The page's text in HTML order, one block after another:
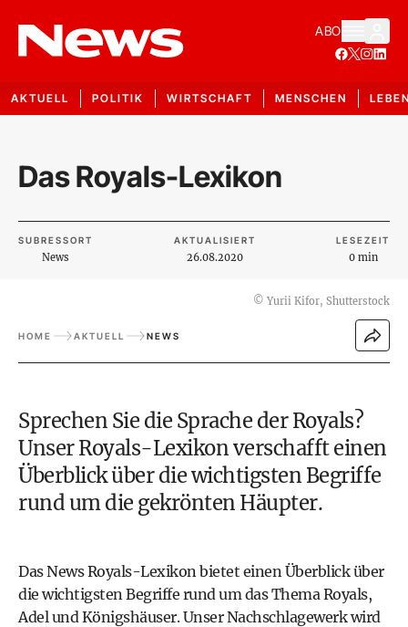
ABO
AKTUELL POLITIK WIRTSCHAFT MENSCHEN
Das Royals-Lexikon
SUBRESSORT
News
AKTUALISIERT
26.08.2020
LESEZEIT
0 min
© Yurii Kifor, Shutterstock
HOME AKTUELL NEWS
Sprechen Sie die Sprache der Royals?
Unser Royals-Lexikon verschafft einen
Überblick über die wichtigsten Begriffe
rund um die gekrönten Häupter.
Das News Royals-Lexikon bietet einen Überblick über
die wichtigsten Begriffe rund um das Thema Royals,
Adel und Königshäuser. Unser Nachschlagewerk wird